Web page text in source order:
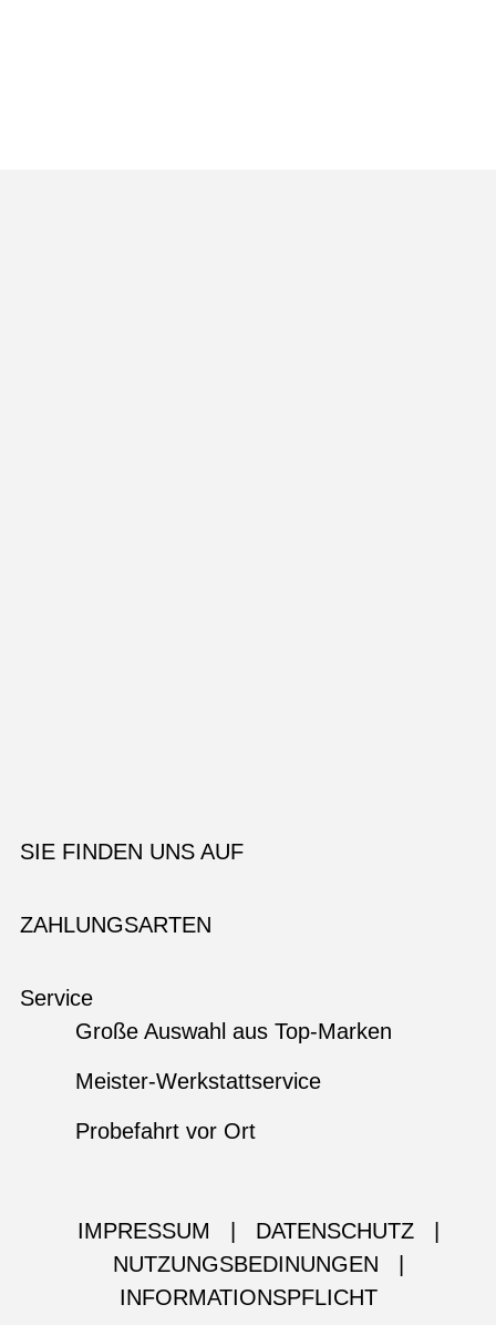
SIE FINDEN UNS AUF
ZAHLUNGSARTEN
Service
Große Auswahl aus Top-Marken
Meister-Werkstattservice
Probefahrt vor Ort
IMPRESSUM DATENSCHUTZ
NUTZUNGSBEDINUNGEN
INFORMATIONSPFLICHT